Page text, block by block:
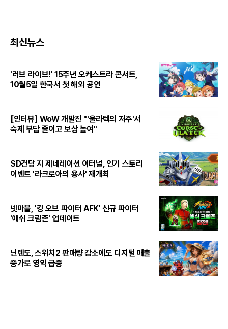
최신뉴스
'러브 라이브!' 15주년 오케스트라 콘서트,
10월5일 한국서 첫 해외 공연
[인터뷰] WoW 개발진 "'울라텍의 저주'서
숙제 부담 줄이고 보상 높여"
SD건담 지 제네레이션 이터널, 인기 스토리
이벤트 '라크로아의 용사' 재개최
넷마블, '킹 오브 파이터 AFK' 신규 파이터
'애쉬 크림존' 업데이트
닌텐도, 스위치2 판매량 감소에도 디지털 매출
증가로 영익 급증